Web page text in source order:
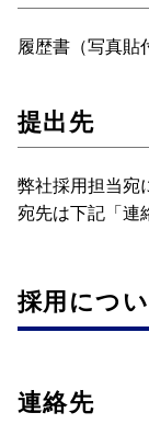
履歴書（写真貼
提出先
弊社採用担当宛
宛先は下記「連
採用につ
連絡先